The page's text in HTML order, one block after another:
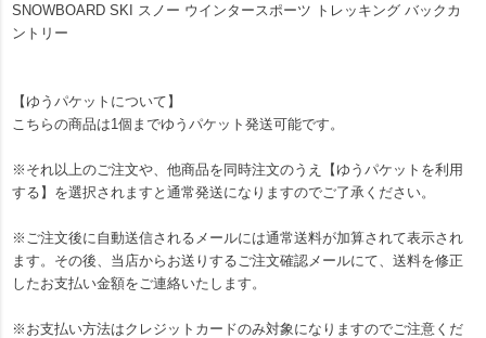
SNOWBOARD SKI スノー ウインタースポーツ トレッキング バックカ
ントリー
【ゆうパケットについて】
こちらの商品は1個までゆうパケット発送可能です。
※それ以上のご注文や、他商品を同時注文のうえ【ゆうパケットを利用
する】を選択されますと通常発送になりますのでご了承ください。
※ご注文後に自動送信されるメールには通常送料が加算されて表示され
ます。その後、当店からお送りするご注文確認メールにて、送料を修正
したお支払い金額をご連絡いたします。
※お支払い方法はクレジットカードのみ対象になりますのでご注意くだ